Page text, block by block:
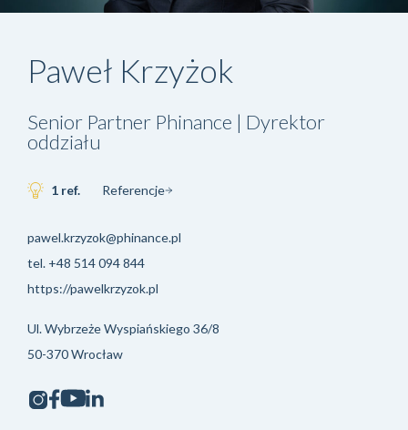
Paweł Krzyżok
Senior Partner Phinance | Dyrektor
oddziału
1 ref. Referencje
pawel.krzyzok@phinance.pl
tel. +48 514 094 844
https://pawelkrzyzok.pl
Ul. Wybrzeże Wyspiańskiego 36/8
50-370 Wrocław